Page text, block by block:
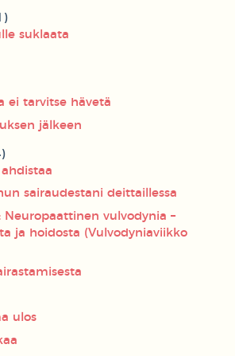
suklaata
ei tarvitse hävetä
jälkeen
sairaudestani deittaillessa
Neuropaattinen vulvodynia –
ja hoidosta (Vulvodyniaviikko
ulos